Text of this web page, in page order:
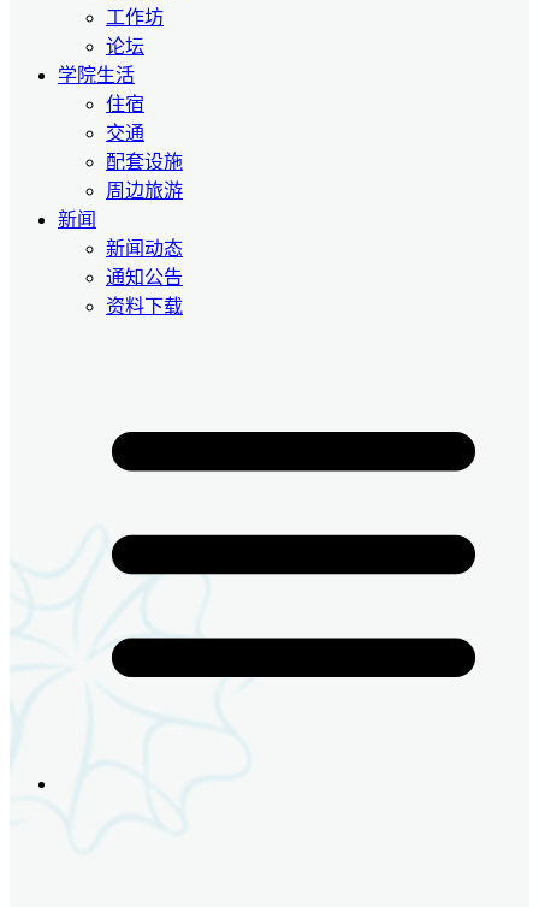
工作坊
论坛
学院生活
住宿
交通
配套设施
周边旅游
新闻
新闻动态
通知公告
资料下载